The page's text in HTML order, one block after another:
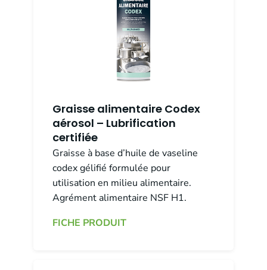
Graisse alimentaire Codex
aérosol – Lubrification
certifiée
Graisse à base d’huile de vaseline
codex gélifié formulée pour
utilisation en milieu alimentaire.
Agrément alimentaire NSF H1.
FICHE PRODUIT